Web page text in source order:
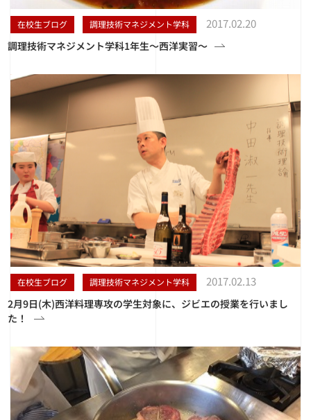
在校生ブログ 調理技術マネジメント学科 2017.02.20
調理技術マネジメント学科1年生〜西洋実習〜
在校生ブログ 調理技術マネジメント学科 2017.02.13
2月9日(木)西洋料理専攻の学生対象に、ジビエの授業を行いまし
た！